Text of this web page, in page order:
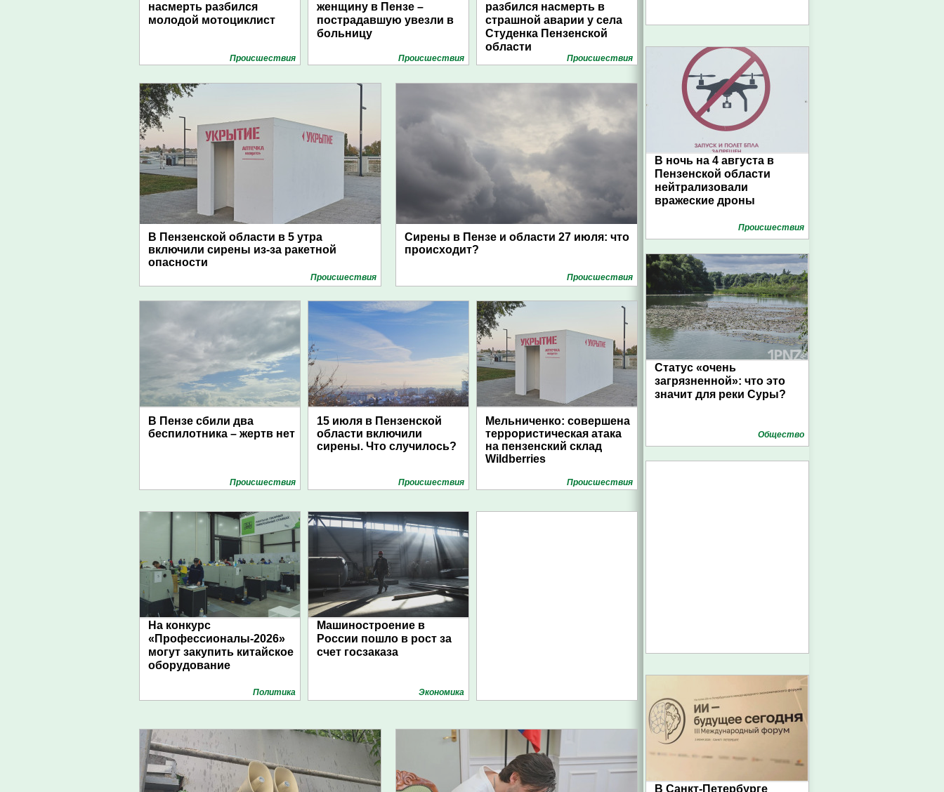
насмерть разбился
молодой мотоциклист
Проиcшествия
женщину в Пензе –
пострадавшую увезли в
больницу
Проиcшествия
разбился насмерть в
страшной аварии у села
Студенка Пензенской
области
Проиcшествия
В Пензенской области в 5 утра
включили сирены из-за ракетной
опасности
Проиcшествия
Сирены в Пензе и области 27 июля: что
происходит?
Проиcшествия
В Пензе сбили два
беспилотника – жертв нет
Проиcшествия
15 июля в Пензенской
области включили
сирены. Что случилось?
Проиcшествия
Мельниченко: совершена
террористическая атака
на пензенский склад
Wildberries
Проиcшествия
На конкурс
«Профессионалы-2026»
могут закупить китайское
оборудование
Политика
Машиностроение в
России пошло в рост за
счет госзаказа
Экономика
В ночь на 4 августа в
Пензенской области
нейтрализовали
вражеские дроны
Проиcшествия
Статус «очень
загрязненной»: что это
значит для реки Суры?
Общество
В Санкт-Петербурге